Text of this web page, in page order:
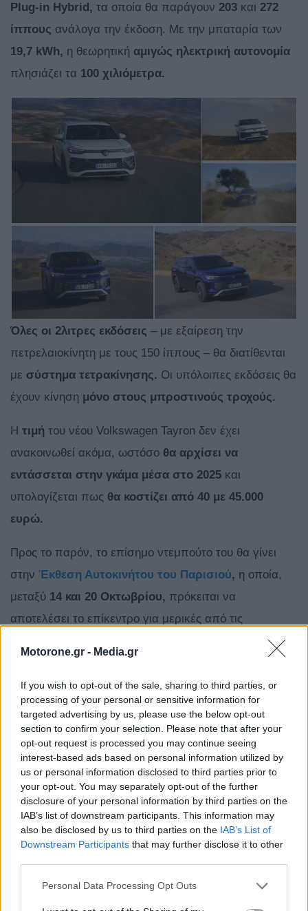
Motorone.gr - Media.gr
If you wish to opt-out of the sale, sharing to third parties, or
processing of your personal or sensitive information for
targeted advertising by us, please use the below opt-out
section to confirm your selection. Please note that after your
opt-out request is processed you may continue seeing
interest-based ads based on personal information utilized by
us or personal information disclosed to third parties prior to
your opt-out. You may separately opt-out of the further
disclosure of your personal information by third parties on the
IAB’s list of downstream participants. This information may
also be disclosed by us to third parties on the IAB’s List of
Downstream Participants that may further disclose it to other
Personal Data Processing Opt Outs
Plug-in Hybrid, τα οποία θα παράγουν 203 και 272
ίππους ανάλογα την έκδοση. Με την μπαταρία των
19,7 kWh, η θεωρητική αμιγώς ηλεκτρική αυτονομία
πλησιάζει τα 100 χιλιόμετρα.
Όλες οι 2λιτρες εκδόσεις – με εξαίρεση την
πετρελαιοκίνητη με τους 150 ίππους – θα διατίθενται
με σύστημα τετρακίνησης. Οι υπόλοιπες εκδόσεις θα
έχουν κίνηση μόνο στους μπροστινούς τροχούς.
Η τιμή του νέου Volkswagen Tayron δεν έχει
ανακοινωθεί ακόμα, ωστόσο θα αρχίσει να
εντάσσεται στην γκάμα μέσα στο 2025 και
υπολογίζεται πως θα κοστίζει από 40 με 45.000
ευρώ.
Προς το παρόν, το επίσημο ντεμπούτο του θα γίνει
στην Έκθεση Αυτοκινήτου του Παρισιού, η οποία,
μεταξύ 14 και 20 Οκτωβρίου, πρόκειται να
αποτελέσει το επίκεντρο για μερικές από τις
έτους.